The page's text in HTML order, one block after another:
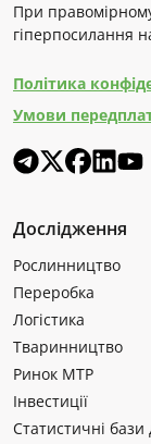
При
гіперпосилання
Політика
Умови
Дослідження
Рослинництво
Переробка
Логістика
Тваринництво
Ринок МТР
Інвестиції
Статистичні бази